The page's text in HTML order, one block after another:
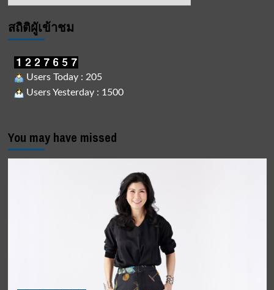
สถิติผูัเข้าชม
Users Today : 205
Users Yesterday : 1500
You may have missed